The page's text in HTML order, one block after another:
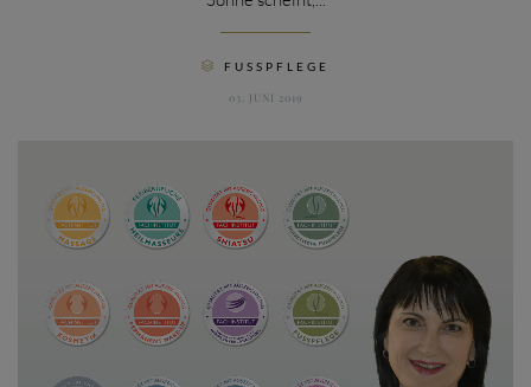
 FUSSPFLEGE
03. JUNI 2019